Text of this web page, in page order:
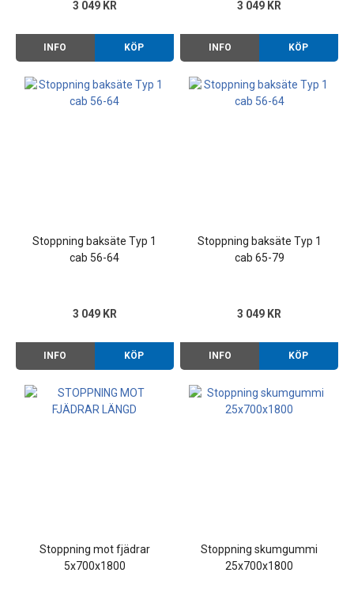
3 049 KR
INFO KÖP
3 049 KR
INFO KÖP
Stoppning baksäte Typ 1
cab 56-64
3 049 KR
INFO KÖP
Stoppning baksäte Typ 1
cab 65-79
3 049 KR
INFO KÖP
Stoppning mot fjädrar
5x700x1800
Stoppning skumgummi
25x700x1800